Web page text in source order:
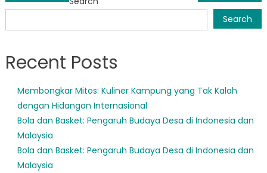
navigation
Search
Recent Posts
Membongkar Mitos: Kuliner Kampung yang Tak Kalah
dengan Hidangan Internasional
Bola dan Basket: Pengaruh Budaya Desa di Indonesia dan
Malaysia
Bola dan Basket: Pengaruh Budaya Desa di Indonesia dan
Malaysia